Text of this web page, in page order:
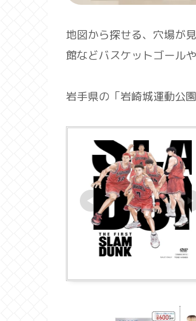
地図から探せる、穴場が
館などバスケットゴール
岩手県の「岩崎城運動公